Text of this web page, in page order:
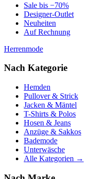
Sale bis −70%
Designer-Outlet
Neuheiten
Auf Rechnung
Herrenmode
Nach Kategorie
Hemden
Pullover & Strick
Jacken & Mäntel
T-Shirts & Polos
Hosen & Jeans
Anzüge & Sakkos
Bademode
Unterwäsche
Alle Kategorien →